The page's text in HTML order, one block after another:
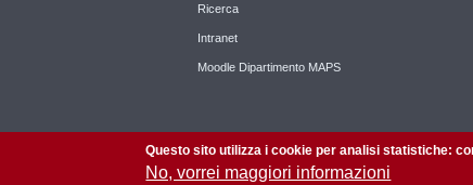
Ricerca
Intranet
Moodle Dipartimento MAPS
Questo sito utilizza i cookie per analisi statistiche:
No, vorrei maggiori informazioni